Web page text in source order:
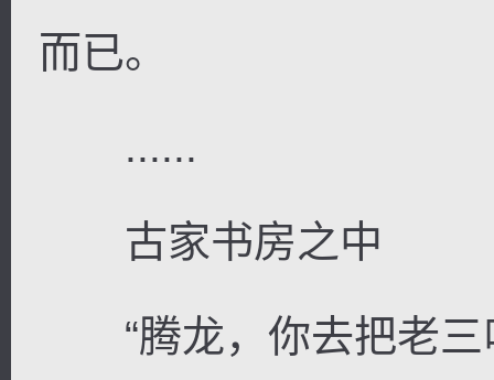
而已。
......
古家书房之中
“腾龙，你去把老三